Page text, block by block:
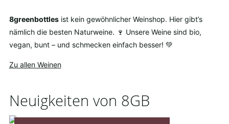
8greenbottlesist kein gewöhnlicher Weinshop. Hier gibt’s
nämlich die besten Naturweine. 🍷 Unsere Weine sind bio,
vegan, bunt – und schmecken einfach besser! 💚
Zu allen Weinen
Neuigkeiten von 8GB